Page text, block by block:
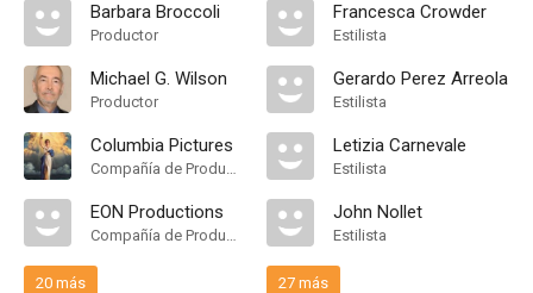
Barbara Broccoli
Productor
Michael G. Wilson
Productor
Columbia Pictures
Compañía de Produccion
EON Productions
Compañía de Produccion
20 más
Francesca Crowder
Estilista
Gerardo Perez Arreola
Estilista
Letizia Carnevale
Estilista
John Nollet
Estilista
27 más